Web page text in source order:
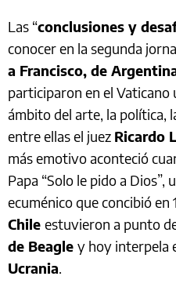
Las “conclusiones y
conocer en la segunda
a Francisco, de
participaron en el Vaticano
ámbito del arte, la política,
entre ellas el juez Ricardo
más emotivo aconteció
Papa “Solo le pido a Dios”,
ecuménico que concibió en
Chile estuvieron a punto
de Beagle y hoy interpela
Ucrania.